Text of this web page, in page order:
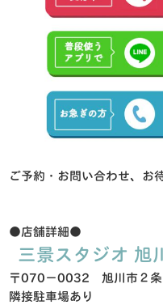
ご予約・お問い合わせ、お
●店舗詳細●
三景スタジオ 旭
〒070−0032 旭川市２条
隣接駐車場あり